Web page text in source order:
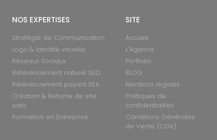
NOS EXPERTISES
Stratégie de Communication
Logo & Identité visuelle
Réseaux Sociaux
Référencement naturel SEO
Référencement payant SEA
Création & Refonte de site
web
Formation en Entreprise
SITE
Accueil
L'Agence
Portfolio
BLOG
Mentions légales
Politiques de
confidentialités
Conditions Générales
de Vente (CGV)